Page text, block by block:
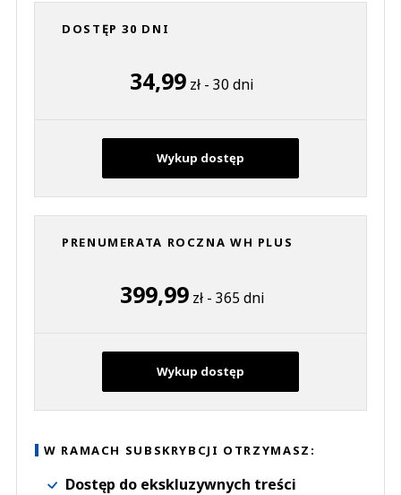
DOSTĘP 30 DNI
34,99 zł - 30 dni
Wykup dostęp
PRENUMERATA ROCZNA WH PLUS
399,99zł - 365 dni
Wykup dostęp
W RAMACH SUBSKRYBCJI OTRZYMASZ:
Dostęp do ekskluzywnych treści